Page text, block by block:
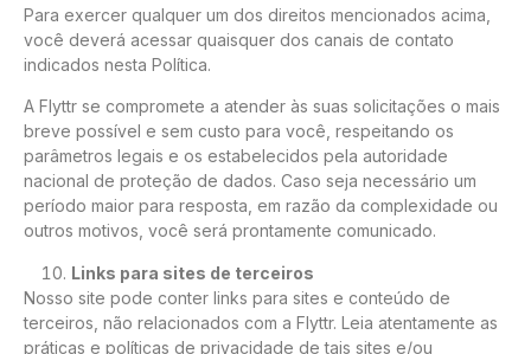
Para exercer qualquer um dos direitos mencionados acima,
você deverá acessar quaisquer dos canais de contato
indicados nesta Política.
A Flyttr se compromete a atender às suas solicitações o mais
breve possível e sem custo para você, respeitando os
parâmetros legais e os estabelecidos pela autoridade
nacional de proteção de dados. Caso seja necessário um
período maior para resposta, em razão da complexidade ou
outros motivos, você será prontamente comunicado.
Links para sites de terceiros
Nosso site pode conter links para sites e conteúdo de
terceiros, não relacionados com a Flyttr. Leia atentamente as
práticas e políticas de privacidade de tais sites e/ou